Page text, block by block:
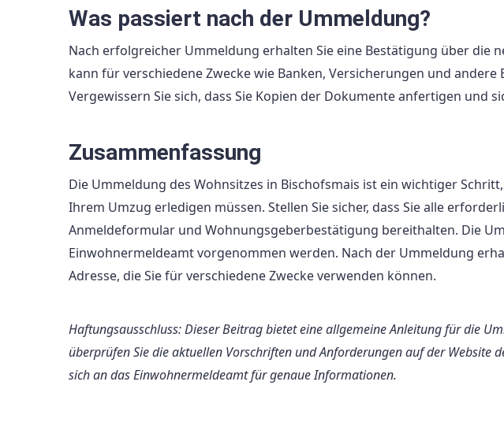
Was passiert nach der Ummeldung?
Nach erfolgreicher Ummeldung erhalten Sie eine Bestätigung über die
kann für verschiedene Zwecke wie Banken, Versicherungen und
Vergewissern Sie sich, dass Sie Kopien der Dokumente anfertigen und
Zusammenfassung
Die Ummeldung des Wohnsitzes in Bischofsmais ist ein wichtiger
Ihrem Umzug erledigen müssen. Stellen Sie sicher, dass Sie alle
Anmeldeformular und Wohnungsgeberbestätigung bereithalten. Die
Einwohnermeldeamt vorgenommen werden. Nach der Ummeldung
Adresse, die Sie für verschiedene Zwecke verwenden können.
Haftungsausschluss: Dieser Beitrag bietet eine allgemeine Anleitung für die
überprüfen Sie die aktuellen Vorschriften und Anforderungen auf der Website
sich an das Einwohnermeldeamt für genaue Informationen.